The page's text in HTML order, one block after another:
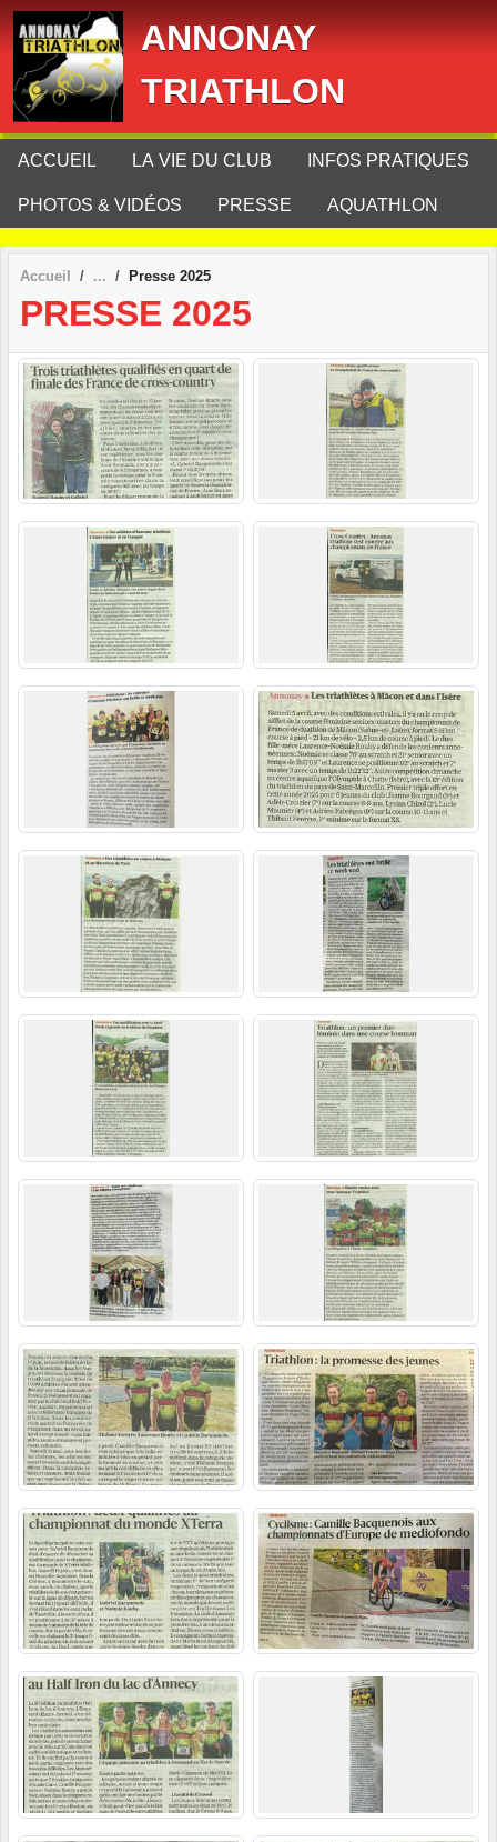
ANNONAY
TRIATHLON
ACCUEIL LA VIE DU CLUB INFOS PRATIQUES
PHOTOS & VIDÉOS PRESSE AQUATHLON
Accueil Presse 2025
PRESSE 2025
Panneau de gestion des cookies